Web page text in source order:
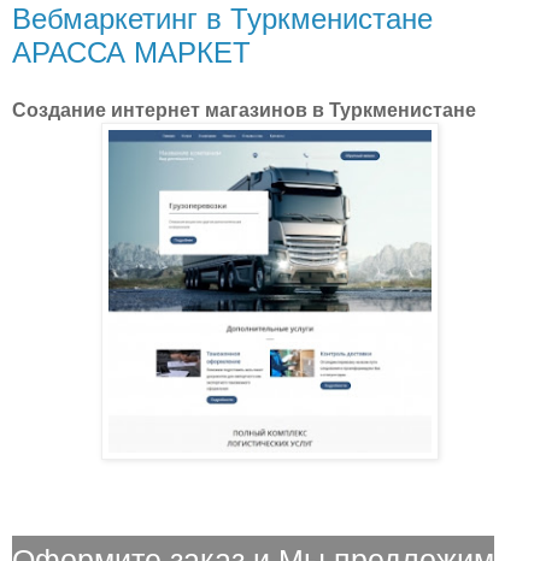
Вебмаркетинг в Туркменистане
АРАССА МАРКЕТ
Создание интернет магазинов в Туркменистане